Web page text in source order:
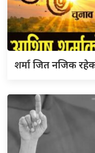
शर्माजित नजिक